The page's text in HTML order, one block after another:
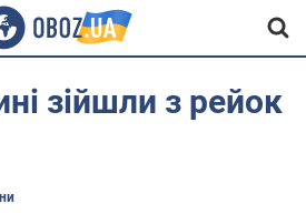
зійшли з рейок